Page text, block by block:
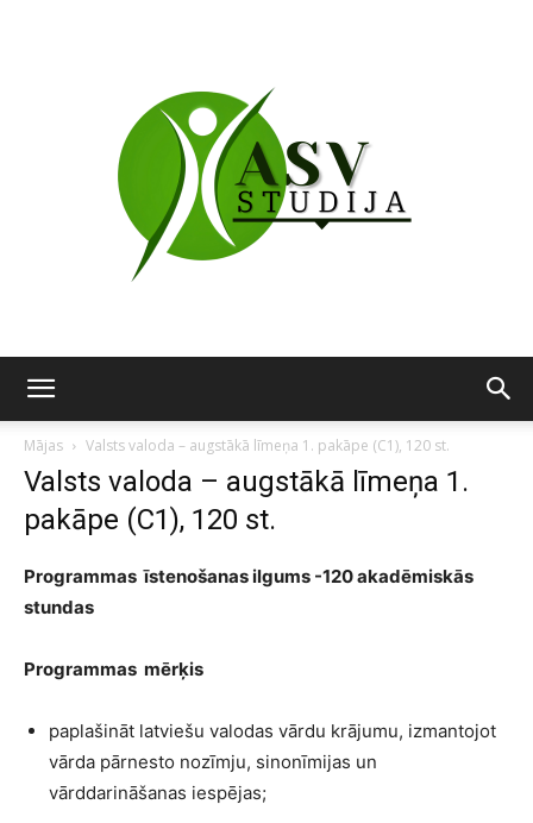
studija
Mājas Valsts valoda – augstākā līmeņa 1. pakāpe (C1), 120 st.
Valsts valoda – augstākā līmeņa 1.
pakāpe (C1), 120 st.
Programmas īstenošanas ilgums -120 akadēmiskās
stundas
Programmas mērķis
paplašināt latviešu valodas vārdu krājumu, izmantojot
vārda pārnesto nozīmju, sinonīmijas un
vārddarināšanas iespējas;